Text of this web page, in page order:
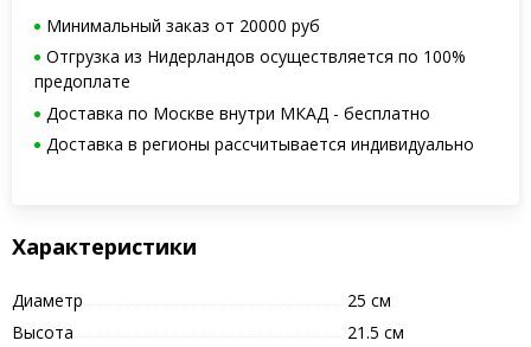
Минимальный заказ от 20000 руб
Отгрузка из Нидерландов осуществляется по 100%
предоплате
Доставка по Москве внутри МКАД - бесплатно
Доставка в регионы рассчитывается индивидуально
Характеристики
Диаметр
25 см
Высота
21.5 см